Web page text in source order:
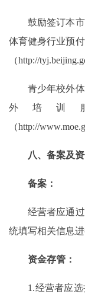
鼓励签订本市
体育健身行业预
（http://
青少年校外体
外培训
（http://
八、备案及资
备案：
经营者应通过
统填写相关信息进
资金存管：
1.经营者应选